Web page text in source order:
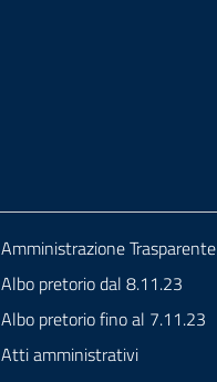
Amministrazione Trasparente
Albo pretorio dal 8.11.23
Albo pretorio fino al 7.11.23
Atti amministrativi